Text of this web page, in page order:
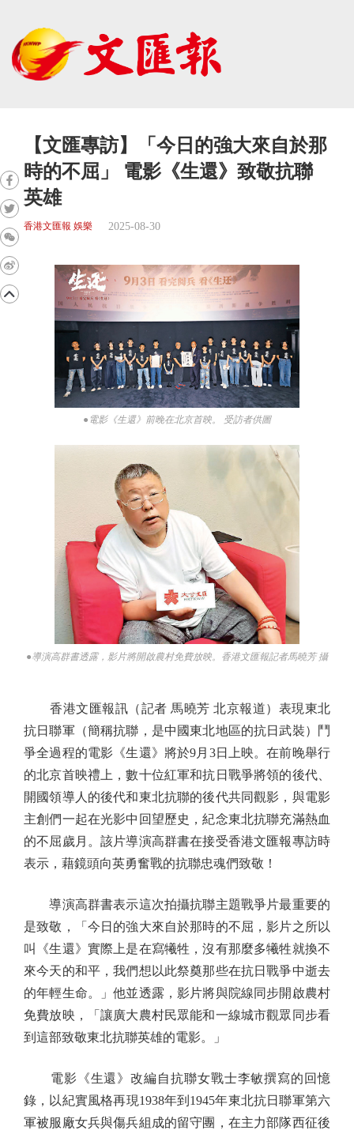
【文匯專訪】「今日的強大來自於那
時的不屈」 電影《生還》致敬抗聯
英雄
香港文匯報 娛樂 2025-08-30
●電影《生還》前晚在北京首映。 受訪者供圖
●導演高群書透露，影片將開啟農村免費放映。香港文匯報記者馬曉芳 攝
香港文匯報訊（記者 馬曉芳 北京報道）表現東北
抗日聯軍（簡稱抗聯，是中國東北地區的抗日武裝）鬥
爭全過程的電影《生還》將於9月3日上映。在前晚舉行
的北京首映禮上，數十位紅軍和抗日戰爭將領的後代、
開國領導人的後代和東北抗聯的後代共同觀影，與電影
主創們一起在光影中回望歷史，紀念東北抗聯充滿熱血
的不屈歲月。該片導演高群書在接受香港文匯報專訪時
表示，藉鏡頭向英勇奮戰的抗聯忠魂們致敬！
導演高群書表示這次拍攝抗聯主題戰爭片最重要的
是致敬，「今日的強大來自於那時的不屈，影片之所以
叫《生還》實際上是在寫犧牲，沒有那麼多犧牲就換不
來今天的和平，我們想以此祭奠那些在抗日戰爭中逝去
的年輕生命。」他並透露，影片將與院線同步開啟農村
免費放映，「讓廣大農村民眾能和一線城市觀眾同步看
到這部致敬東北抗聯英雄的電影。」
電影《生還》改編自抗聯女戰士李敏撰寫的回憶
錄，以紀實風格再現1938年到1945年東北抗日聯軍第六
軍被服廠女兵與傷兵組成的留守團，在主力部隊西征後